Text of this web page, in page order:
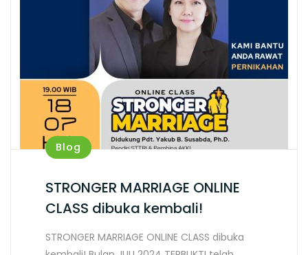
Blog
STRONGER MARRIAGE ONLINE
CLASS dibuka kembali!
STRONGER MARRIAGE ONLINE CLASS dibuka